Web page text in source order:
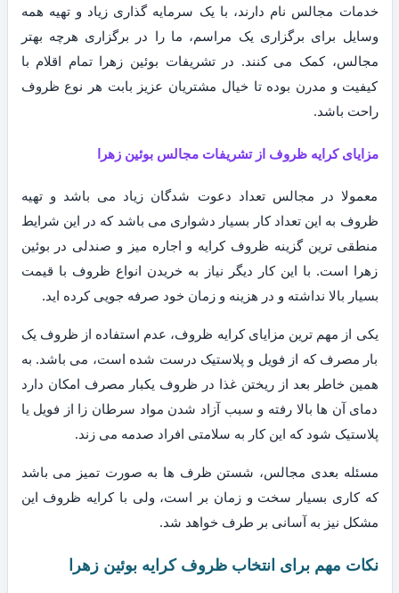
خدمات مجالس نام دارند، با یک سرمایه گذاری زیاد و تهیه همه
وسایل برای برگزاری یک مراسم، ما را در برگزاری هرچه بهتر
مجالس، کمک می کنند. در تشریفات بوئین زهرا تمام اقلام با
کیفیت و مدرن بوده تا خیال مشتریان عزیز بابت هر نوع ظروف
راحت باشد.
مزایای کرایه ظروف از تشریفات مجالس بوئین زهرا
معمولا در مجالس تعداد دعوت شدگان زیاد می باشد و تهیه
ظروف به این تعداد کار بسیار دشواری می باشد که در این شرایط
منطقی ترین گزینه ظروف کرایه و اجاره میز و صندلی در بوئین
زهرا است. با این کار دیگر نیاز به خریدن انواع ظروف با قیمت
بسیار بالا نداشته و در هزینه و زمان خود صرفه جویی کرده اید.
یکی از مهم ترین مزایای کرایه ظروف، عدم استفاده از ظروف یک
بار مصرف که از فویل و پلاستیک درست شده است، می باشد. به
همین خاطر بعد از ریختن غذا در ظروف یکبار مصرف امکان دارد
دمای آن ها بالا رفته و سبب آزاد شدن مواد سرطان زا از فویل یا
پلاستیک شود که این کار به سلامتی افراد صدمه می زند.
مسئله بعدی مجالس، شستن ظرف ها به صورت تمیز می باشد
که کاری بسیار سخت و زمان بر است، ولی با کرایه ظروف این
مشکل نیز به آسانی بر طرف خواهد شد.
نکات مهم برای انتخاب ظروف کرایه بوئین زهرا